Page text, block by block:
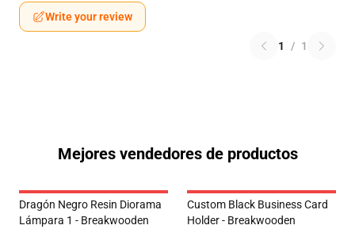
Write your review
1 / 1
Mejores vendedores de productos
Dragón Negro Resin Diorama
Lámpara 1 - Breakwooden
Custom Black Business Card
Holder - Breakwooden